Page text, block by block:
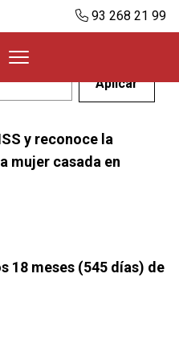
93 268 21 99
y reconoce la
mujer casada en
18 meses (545 días) de